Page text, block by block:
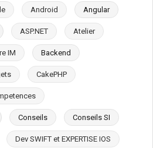
Android Angular
ASP.NET Atelier
IM Backend
CakePHP
Conseils Conseils SI
Dev SWIFT et EXPERTISE IOS